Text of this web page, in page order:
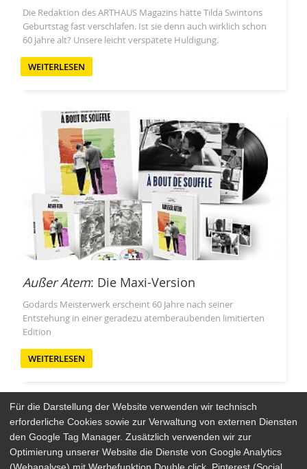
Die Redaktion des ARTHAUS Magazins hätte Tilda Swintons
Geburtstag fast verschlafen. Ist sie denn auch wirklich schon
60 Jahre alt? Unsere leicht verspätete Huldigung.
WEITERLESEN
Außer Atem: Die Maxi-Version
Godards Meisterwerk erscheint 60 Jahre nach seiner
Entstehung in einer geradezu atemberaubenden limitierten
Edition
WEITERLESEN
Arthaus Stores
Für die Darstellung der Website verwenden wir technisch
erforderliche Cookies sowie zur Verwaltung von externen Diensten
den Google Tag Manager. Zusätzlich verwenden wir zur
Optimierung unserer Website die Dienste von Google Analytics